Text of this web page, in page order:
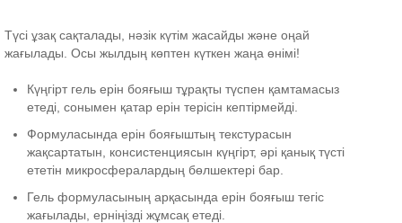
Түсі ұзақ сақталады, нәзік күтім жасайды және оңай
жағылады. Осы жылдың көптен күткен жаңа өнімі!
Күңгірт гель ерін бояғыш тұрақты түспен қамтамасыз
етеді, сонымен қатар ерін терісін кептірмейді.
Формуласында ерін бояғыштың текстурасын
жақсартатын, консистенциясын күңгірт, әрі қанық түсті
ететін микросфералардың бөлшектері бар.
Гель формуласының арқасында ерін бояғыш тегіс
жағылады, ерніңізді жұмсақ етеді.